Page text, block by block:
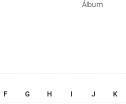
Álbum
F G H I J K